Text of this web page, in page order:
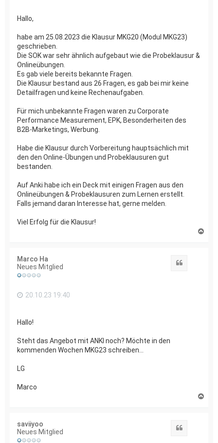
Hallo,
habe am 25.08.2023 die Klausur MKG20 (Modul MKG23)
geschrieben.
Die SOK war sehr ähnlich aufgebaut wie die Probeklausur &
Onlineübungen.
Es gab viele bereits bekannte Fragen.
Die Klausur bestand aus 26 Fragen, es gab bei mir keine
Detailfragen und keine Rechenaufgaben.
Für mich unbekannte Fragen waren zu Corporate
Performance Measurement, EPK, Besonderheiten des
B2B-Marketings, Werbung.
Habe die Klausur durch Vorbereitung hauptsächlich mit
den den Online-Übungen und Probeklausuren gut
bestanden.
Auf Anki habe ich ein Deck mit einigen Fragen aus den
Onlineübungen & Probeklausuren zum Lernen erstellt.
Falls jemand daran Interesse hat, gerne melden.
Viel Erfolg für die Klausur!
Marco Ha
Neues Mitglied
20.10.23 19:40
Hallo!
Steht das Angebot mit ANKI noch? Möchte in den
kommenden Wochen MKG23 schreiben...
LG
Marco
saviiyoo
Neues Mitglied